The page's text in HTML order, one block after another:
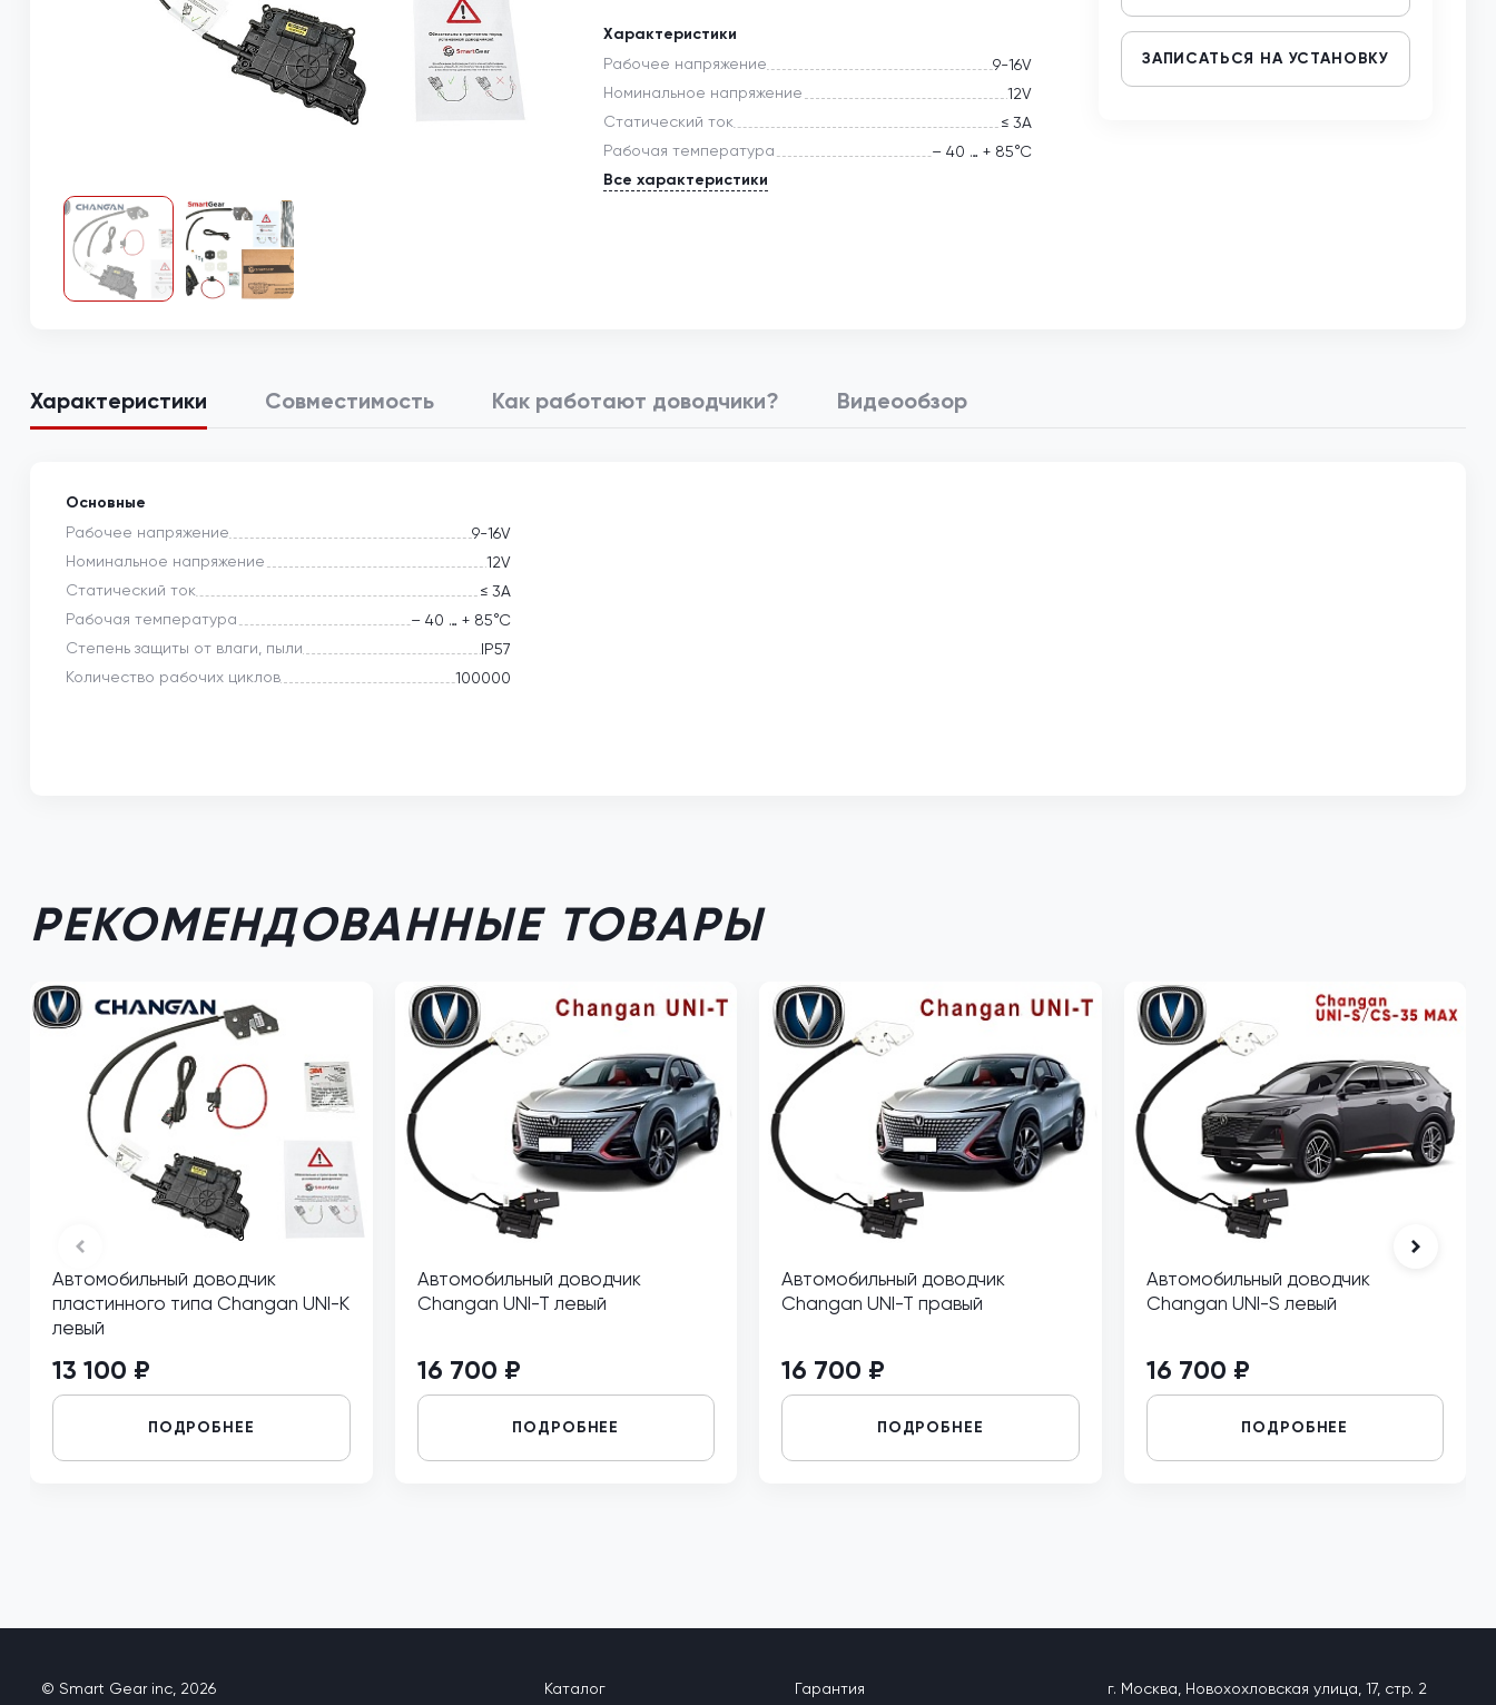
Характеристики
Рабочее напряжение
9-16V
Номинальное напряжение
12V
Статический ток
≤ 3А
Рабочая температура
– 40 … + 85°С
Все характеристики
ЗАПИСАТЬСЯ НА УСТАНОВКУ
Характеристики Совместимость Как работают доводчики? Видеообзор
Основные
Рабочее напряжение
9-16V
Номинальное напряжение
12V
Статический ток
≤ 3А
Рабочая температура
– 40 … + 85°С
Степень защиты от влаги, пыли
IP57
Количество рабочих циклов
100000
РЕКОМЕНДОВАННЫЕ ТОВАРЫ
Автомобильный доводчик
пластинного типа Changan UNI-K
левый
13 100 ₽
ПОДРОБНЕЕ
Автомобильный доводчик
Changan UNI-T левый
16 700 ₽
ПОДРОБНЕЕ
Автомобильный доводчик
Changan UNI-T правый
16 700 ₽
ПОДРОБНЕЕ
Автомобильный доводчик
Changan UNI-S левый
16 700 ₽
ПОДРОБНЕЕ
© Smart Gear inc, 2026 Каталог Гарантия г. Москва, Новохохловская улица, 17, стр. 2